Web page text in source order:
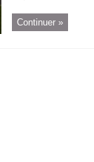
Continuer »